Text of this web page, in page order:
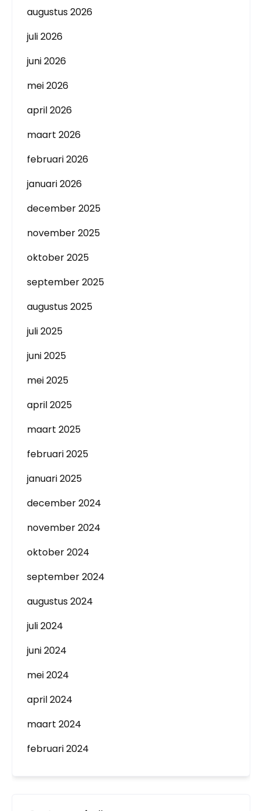
augustus 2026
juli 2026
juni 2026
mei 2026
april 2026
maart 2026
februari 2026
januari 2026
december 2025
november 2025
oktober 2025
september 2025
augustus 2025
juli 2025
juni 2025
mei 2025
april 2025
maart 2025
februari 2025
januari 2025
december 2024
november 2024
oktober 2024
september 2024
augustus 2024
juli 2024
juni 2024
mei 2024
april 2024
maart 2024
februari 2024